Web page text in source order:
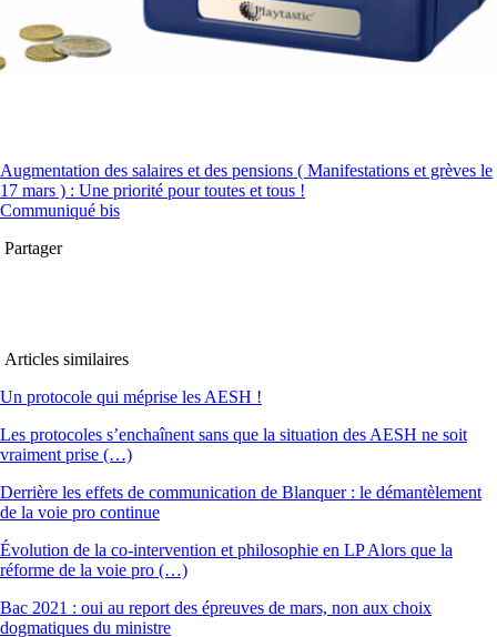
Augmentation des salaires et des pensions ( Manifestations et grèves le
17 mars ) : Une priorité pour toutes et tous !
Communiqué bis
Partager
Articles similaires
Un protocole qui méprise les AESH !
Les protocoles s’enchaînent sans que la situation des AESH ne soit
vraiment prise (…)
Derrière les effets de communication de Blanquer : le démantèlement
de la voie pro continue
Évolution de la co-intervention et philosophie en LP Alors que la
réforme de la voie pro (…)
Bac 2021 : oui au report des épreuves de mars, non aux choix
dogmatiques du ministre